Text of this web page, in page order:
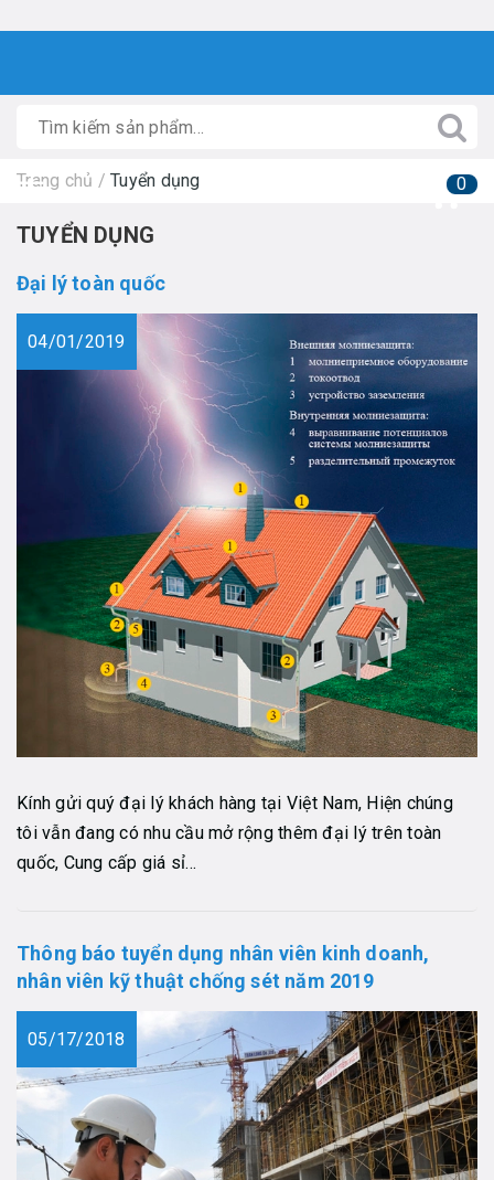
0
Trang chủ / Tuyển dụng
TUYỂN DỤNG
Đại lý toàn quốc
04/01/2019
Kính gửi quý đại lý khách hàng tại Việt Nam, Hiện chúng
tôi vẫn đang có nhu cầu mở rộng thêm đại lý trên toàn
quốc, Cung cấp giá sỉ...
Thông báo tuyển dụng nhân viên kinh doanh,
nhân viên kỹ thuật chống sét năm 2019
05/17/2018